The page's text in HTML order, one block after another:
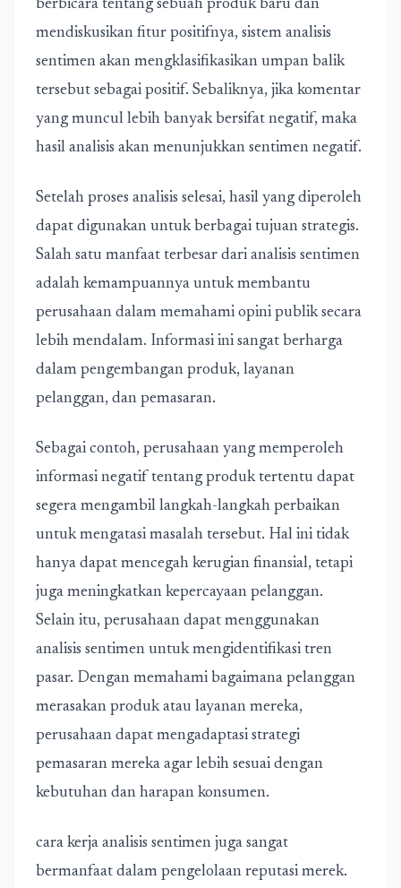
berbicara tentang sebuah produk baru dan
mendiskusikan fitur positifnya, sistem analisis
sentimen akan mengklasifikasikan umpan balik
tersebut sebagai positif. Sebaliknya, jika komentar
yang muncul lebih banyak bersifat negatif, maka
hasil analisis akan menunjukkan sentimen negatif.
Setelah proses analisis selesai, hasil yang diperoleh
dapat digunakan untuk berbagai tujuan strategis.
Salah satu manfaat terbesar dari analisis sentimen
adalah kemampuannya untuk membantu
perusahaan dalam memahami opini publik secara
lebih mendalam. Informasi ini sangat berharga
dalam pengembangan produk, layanan
pelanggan, dan pemasaran.
Sebagai contoh, perusahaan yang memperoleh
informasi negatif tentang produk tertentu dapat
segera mengambil langkah-langkah perbaikan
untuk mengatasi masalah tersebut. Hal ini tidak
hanya dapat mencegah kerugian finansial, tetapi
juga meningkatkan kepercayaan pelanggan.
Selain itu, perusahaan dapat menggunakan
analisis sentimen untuk mengidentifikasi tren
pasar. Dengan memahami bagaimana pelanggan
merasakan produk atau layanan mereka,
perusahaan dapat mengadaptasi strategi
pemasaran mereka agar lebih sesuai dengan
kebutuhan dan harapan konsumen.
cara kerja analisis sentimen juga sangat
bermanfaat dalam pengelolaan reputasi merek.